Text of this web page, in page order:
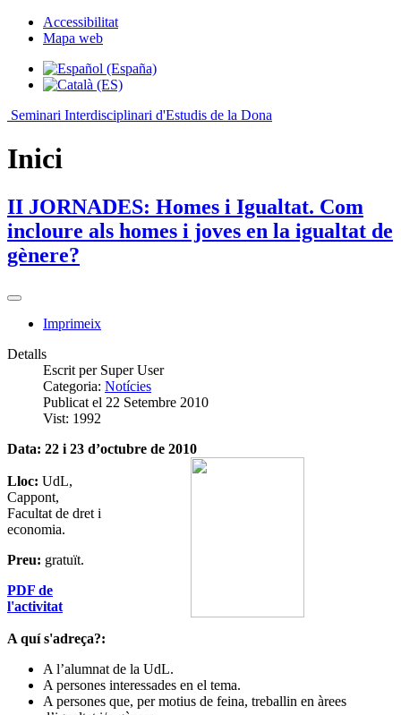
Accessibilitat
Mapa web
Seminari Interdisciplinari d'Estudis de la Dona
Inici
II JORNADES: Homes i Igualtat. Com
incloure als homes i joves en la igualtat de
gènere?
Imprimeix
Detalls
Escrit per Super User
Categoria: Notícies
Publicat el 22 Setembre 2010
Vist: 1992
Data: 22 i 23 d’octubre de 2010
Lloc: UdL,
Cappont,
Facultat de dret i
economia.
Preu: gratuït.
PDF de
l'activitat
A quí s'adreça?:
A l’alumnat de la UdL.
A persones interessades en el tema.
A persones que, per motius de feina, treballin en àrees